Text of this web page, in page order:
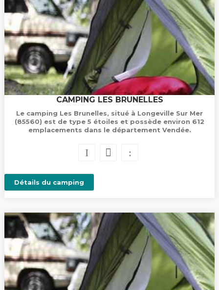
CAMPING LES BRUNELLES
Le camping Les Brunelles, situé à Longeville Sur Mer
(85560) est de type 5 étoiles et possède environ 612
emplacements dans le département Vendée.
Détails du camping